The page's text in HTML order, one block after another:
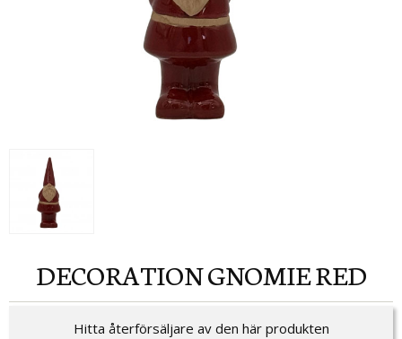
DECORATION GNOMIE RED
Hitta återförsäljare av den här produkten